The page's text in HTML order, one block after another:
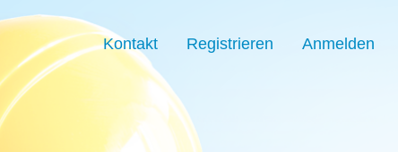
Kontakt Registrieren Anmelden